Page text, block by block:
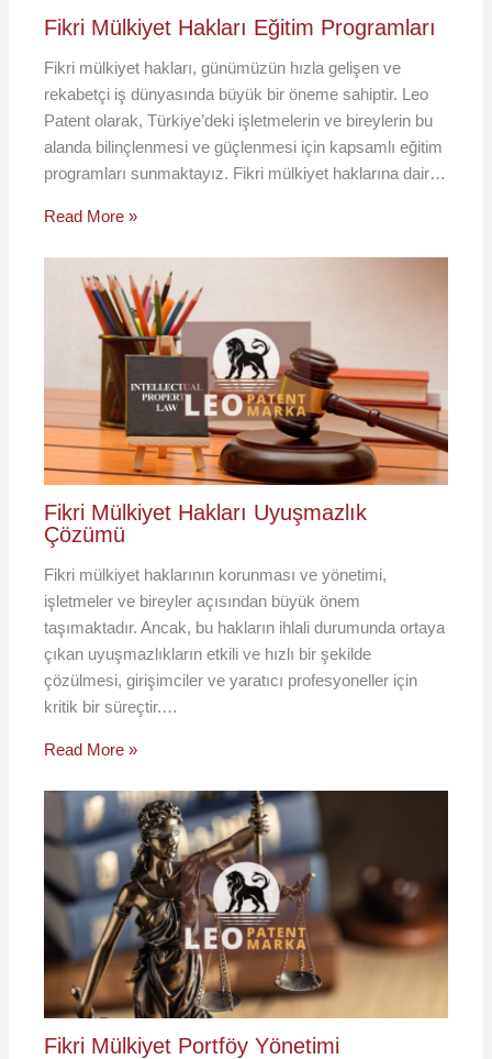
Fikri Mülkiyet Hakları Eğitim Programları
Fikri mülkiyet hakları, günümüzün hızla gelişen ve
rekabetçi iş dünyasında büyük bir öneme sahiptir. Leo
Patent olarak, Türkiye’deki işletmelerin ve bireylerin bu
alanda bilinçlenmesi ve güçlenmesi için kapsamlı eğitim
programları sunmaktayız. Fikri mülkiyet haklarına dair…
Read More »
Fikri Mülkiyet Hakları Uyuşmazlık
Çözümü
Fikri mülkiyet haklarının korunması ve yönetimi,
işletmeler ve bireyler açısından büyük önem
taşımaktadır. Ancak, bu hakların ihlali durumunda ortaya
çıkan uyuşmazlıkların etkili ve hızlı bir şekilde
çözülmesi, girişimciler ve yaratıcı profesyoneller için
kritik bir süreçtir.…
Read More »
Fikri Mülkiyet Portföy Yönetimi